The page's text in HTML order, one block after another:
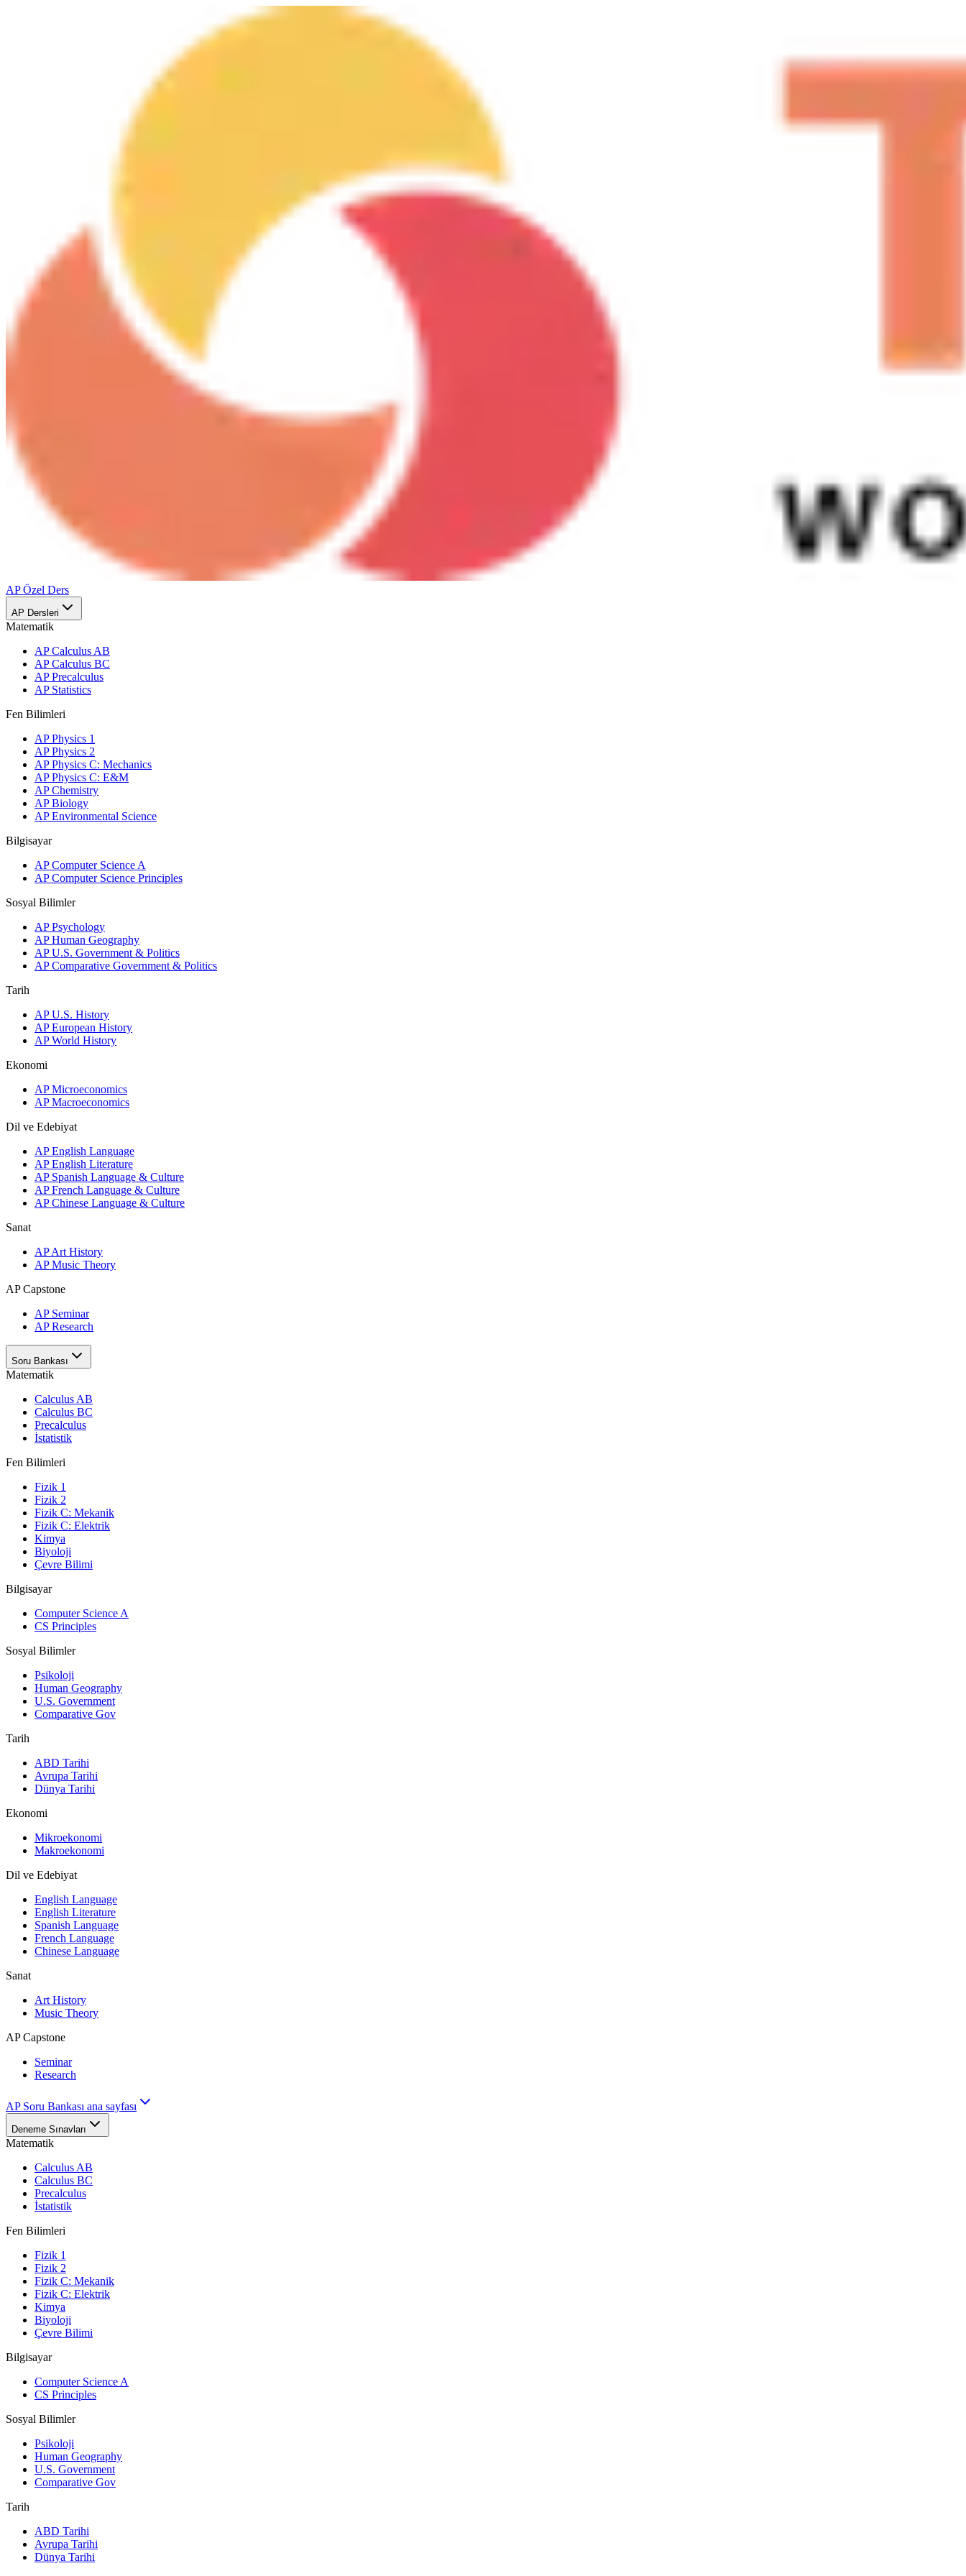
AP Özel Ders
AP Dersleri
Matematik
AP Calculus AB
AP Calculus BC
AP Precalculus
AP Statistics
Fen Bilimleri
AP Physics 1
AP Physics 2
AP Physics C: Mechanics
AP Physics C: E&M
AP Chemistry
AP Biology
AP Environmental Science
Bilgisayar
AP Computer Science A
AP Computer Science Principles
Sosyal Bilimler
AP Psychology
AP Human Geography
AP U.S. Government & Politics
AP Comparative Government & Politics
Tarih
AP U.S. History
AP European History
AP World History
Ekonomi
AP Microeconomics
AP Macroeconomics
Dil ve Edebiyat
AP English Language
AP English Literature
AP Spanish Language & Culture
AP French Language & Culture
AP Chinese Language & Culture
Sanat
AP Art History
AP Music Theory
AP Capstone
AP Seminar
AP Research
Soru Bankası
Matematik
Calculus AB
Calculus BC
Precalculus
İstatistik
Fen Bilimleri
Fizik 1
Fizik 2
Fizik C: Mekanik
Fizik C: Elektrik
Kimya
Biyoloji
Çevre Bilimi
Bilgisayar
Computer Science A
CS Principles
Sosyal Bilimler
Psikoloji
Human Geography
U.S. Government
Comparative Gov
Tarih
ABD Tarihi
Avrupa Tarihi
Dünya Tarihi
Ekonomi
Mikroekonomi
Makroekonomi
Dil ve Edebiyat
English Language
English Literature
Spanish Language
French Language
Chinese Language
Sanat
Art History
Music Theory
AP Capstone
Seminar
Research
AP Soru Bankası ana sayfası
Deneme Sınavları
Matematik
Calculus AB
Calculus BC
Precalculus
İstatistik
Fen Bilimleri
Fizik 1
Fizik 2
Fizik C: Mekanik
Fizik C: Elektrik
Kimya
Biyoloji
Çevre Bilimi
Bilgisayar
Computer Science A
CS Principles
Sosyal Bilimler
Psikoloji
Human Geography
U.S. Government
Comparative Gov
Tarih
ABD Tarihi
Avrupa Tarihi
Dünya Tarihi